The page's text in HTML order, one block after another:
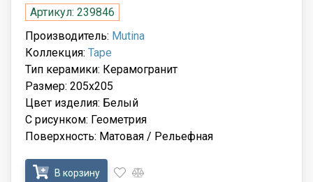
Артикул: 239846
Производитель: Mutina
Коллекция: Tape
Тип керамики: Керамогранит
Размер: 205x205
Цвет изделия: Белый
С рисунком: Геометрия
Поверхность: Матовая / Рельефная
В корзину